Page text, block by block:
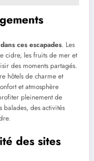
ces escapades. Les
cidre, les fruits de mer et
des moments partagés.
hôtels de charme et
et atmosphère
pleinement de
balades, des activités
des sites